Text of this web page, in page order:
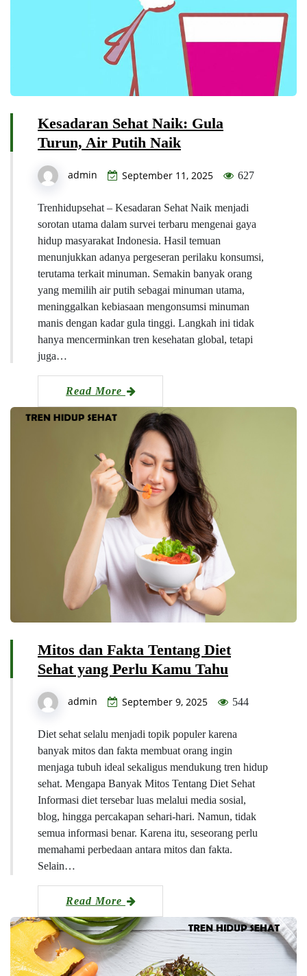
Kesadaran Sehat Naik: Gula
Turun, Air Putih Naik
admin September 11, 2025 627
Trenhidupsehat – Kesadaran Sehat Naik menjadi
sorotan utama dalam survei terbaru mengenai gaya
hidup masyarakat Indonesia. Hasil temuan
menunjukkan adanya pergeseran perilaku konsumsi,
terutama terkait minuman. Semakin banyak orang
yang memilih air putih sebagai minuman utama,
meninggalkan kebiasaan mengonsumsi minuman
manis dengan kadar gula tinggi. Langkah ini tidak
hanya mencerminkan tren kesehatan global, tetapi
juga…
Read More
Mitos dan Fakta Tentang Diet
Sehat yang Perlu Kamu Tahu
admin September 9, 2025 544
Diet sehat selalu menjadi topik populer karena
banyak mitos dan fakta membuat orang ingin
menjaga tubuh ideal sekaligus mendukung tren hidup
sehat. Mengapa Banyak Mitos Tentang Diet Sehat
Informasi diet tersebar luas melalui media sosial,
blog, hingga percakapan sehari-hari. Namun, tidak
semua informasi benar. Karena itu, seseorang perlu
memahami perbedaan antara mitos dan fakta.
Selain…
Read More